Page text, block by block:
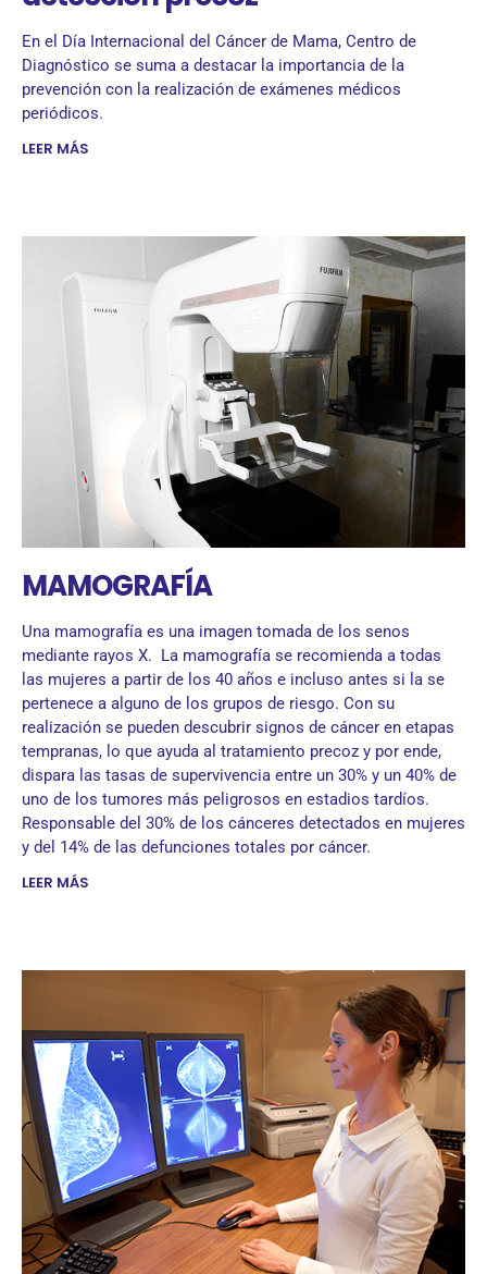
En el Día Internacional del Cáncer de Mama, Centro de
Diagnóstico se suma a destacar la importancia de la
prevención con la realización de exámenes médicos
periódicos.
LEER MÁS
MAMOGRAFÍA
Una mamografía es una imagen tomada de los senos
mediante rayos X. La mamografía se recomienda a todas
las mujeres a partir de los 40 años e incluso antes si la se
pertenece a alguno de los grupos de riesgo. Con su
realización se pueden descubrir signos de cáncer en etapas
tempranas, lo que ayuda al tratamiento precoz y por ende,
dispara las tasas de supervivencia entre un 30% y un 40% de
uno de los tumores más peligrosos en estadios tardíos.
Responsable del 30% de los cánceres detectados en mujeres
y del 14% de las defunciones totales por cáncer.
LEER MÁS